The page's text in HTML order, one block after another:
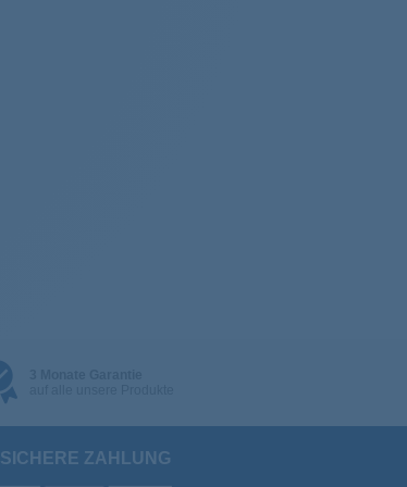
SICHERE ZAHLUNG